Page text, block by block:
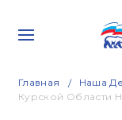
Главная Наша
Курской Области